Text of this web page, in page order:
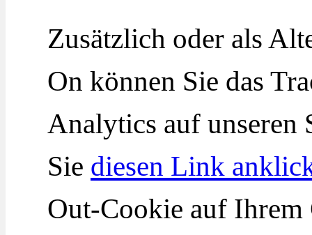
Zusätzlich oder als
On können Sie das
Analytics auf unseren
Sie diesen Link
Out-Cookie auf